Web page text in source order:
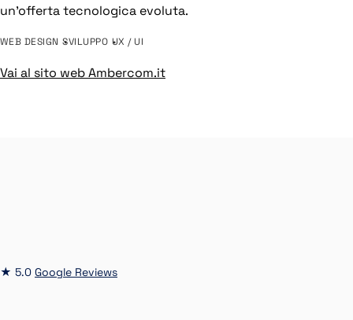
un’offerta tecnologica evoluta.
WEB DESIGN SVILUPPO UX / UI
Vai al sito web Ambercom.it
★ 5.0 Google Reviews